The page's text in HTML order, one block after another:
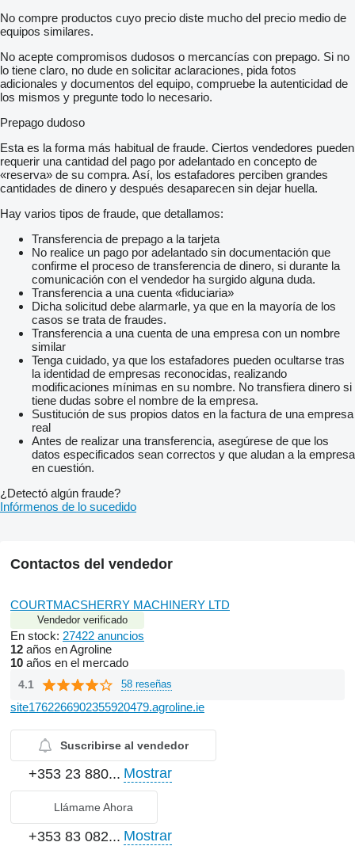
No compre productos cuyo precio diste mucho del precio medio de
equipos similares.
No acepte compromisos dudosos o mercancías con prepago. Si no
lo tiene claro, no dude en solicitar aclaraciones, pida fotos
adicionales y documentos del equipo, compruebe la autenticidad de
los mismos y pregunte todo lo necesario.
Prepago dudoso
Esta es la forma más habitual de fraude. Ciertos vendedores pueden
requerir una cantidad del pago por adelantado en concepto de
«reserva» de su compra. Así, los estafadores perciben grandes
cantidades de dinero y después desaparecen sin dejar huella.
Hay varios tipos de fraude, que detallamos:
Transferencia de prepago a la tarjeta
No realice un pago por adelantado sin documentación que
confirme el proceso de transferencia de dinero, si durante la
comunicación con el vendedor ha surgido alguna duda.
Transferencia a una cuenta «fiduciaria»
Dicha solicitud debe alarmarle, ya que en la mayoría de los
casos se trata de fraudes.
Transferencia a una cuenta de una empresa con un nombre
similar
Tenga cuidado, ya que los estafadores pueden ocultarse tras
la identidad de empresas reconocidas, realizando
modificaciones mínimas en su nombre. No transfiera dinero si
tiene dudas sobre el nombre de la empresa.
Sustitución de sus propios datos en la factura de una empresa
real
Antes de realizar una transferencia, asegúrese de que los
datos especificados sean correctos y que aludan a la empresa
en cuestión.
¿Detectó algún fraude?
Infórmenos de lo sucedido
Contactos del vendedor
COURTMACSHERRY MACHINERY LTD
Vendedor verificado
En stock: 27422 anuncios
12 años en Agroline
10 años en el mercado
4.1 58 reseñas
site1762266902355920479.agroline.ie
Suscribirse al vendedor
+353 23 880... Mostrar
Llámame Ahora
+353 83 082... Mostrar